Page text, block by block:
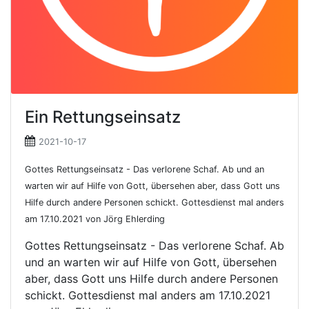
Ein Rettungseinsatz
2021-10-17
Gottes Rettungseinsatz - Das verlorene Schaf. Ab und an
warten wir auf Hilfe von Gott, übersehen aber, dass Gott uns
Hilfe durch andere Personen schickt. Gottesdienst mal anders
am 17.10.2021 von Jörg Ehlerding
Gottes Rettungseinsatz - Das verlorene Schaf. Ab
und an warten wir auf Hilfe von Gott, übersehen
aber, dass Gott uns Hilfe durch andere Personen
schickt. Gottesdienst mal anders am 17.10.2021